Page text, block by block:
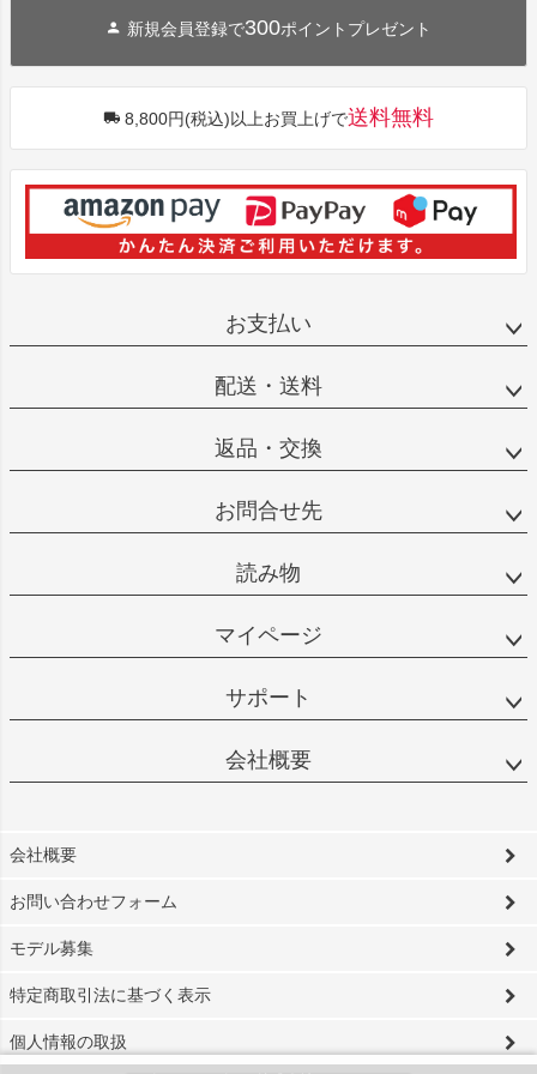
新規会員登録で300ポイントプレゼント
8,800円(税込)以上お買上げで送料無料
お支払い
配送・送料
返品・交換
お問合せ先
読み物
マイページ
サポート
会社概要
会社概要
お問い合わせフォーム
モデル募集
特定商取引法に基づく表示
個人情報の取扱